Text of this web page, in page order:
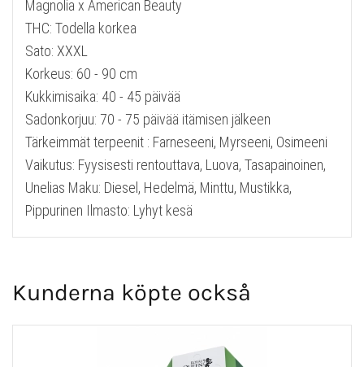
Magnolia x American Beauty
THC: Todella korkea
Sato: XXXL
Korkeus: 60 - 90 cm
Kukkimisaika: 40 - 45 päivää
Sadonkorjuu: 70 - 75 päivää itämisen jälkeen
Tärkeimmät terpeenit : Farneseeni, Myrseeni, Osimeeni
Vaikutus: Fyysisesti rentouttava, Luova, Tasapainoinen,
Unelias Maku: Diesel, Hedelmä, Minttu, Mustikka,
Pippurinen Ilmasto: Lyhyt kesä
Kunderna köpte också